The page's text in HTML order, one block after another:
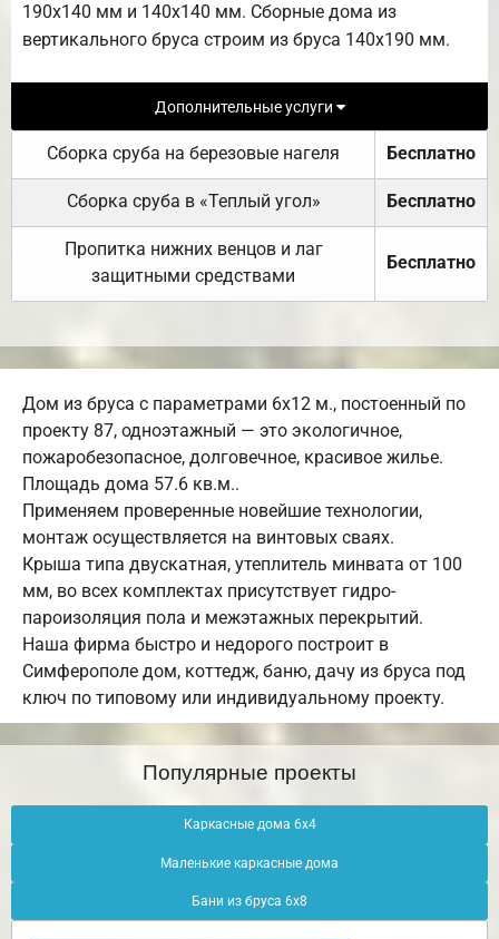
190х140 мм и 140х140 мм. Сборные дома из
вертикального бруса строим из бруса 140х190 мм.
Дополнительные услуги
Сборка сруба на березовые нагеля Бесплатно
Сборка сруба в «Теплый угол» Бесплатно
Пропитка нижних венцов и лаг
защитными средствами
Бесплатно
Дом из бруса с параметрами 6х12 м., постоенный по
проекту 87, одноэтажный — это экологичное,
пожаробезопасное, долговечное, красивое жилье.
Площадь дома 57.6 кв.м..
Применяем проверенные новейшие технологии,
монтаж осуществляется на винтовых сваях.
Крыша типа двускатная, утеплитель минвата от 100
мм, во всех комплектах присутствует гидро-
пароизоляция пола и межэтажных перекрытий.
Наша фирма быстро и недорого построит в
Симферополе дом, коттедж, баню, дачу из бруса под
ключ по типовому или индивидуальному проекту.
Популярные проекты
Каркасные дома 6х4
Маленькие каркасные дома
Бани из бруса 6х8